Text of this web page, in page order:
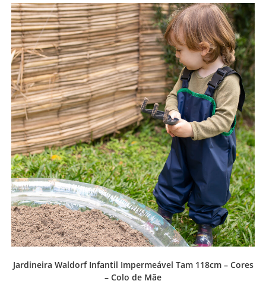
Jardineira Waldorf Infantil Impermeável Tam 118cm – Cores
– Colo de Mãe